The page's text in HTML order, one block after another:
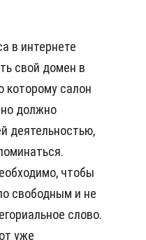
в интернете
свой домен в
которому салон
должно
деятельностью,
чтобы
свободным и не
слово.
уже